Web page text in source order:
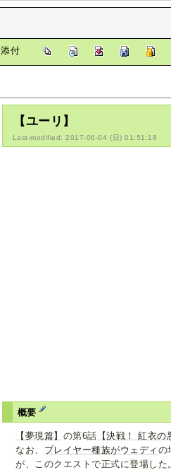
添付
【ユーリ】
Last-modified: 2017-06-04 (日) 01:51:18
概要
【夢現篇】 の第6話 【決戦！ 紅衣の
なお、 プレイヤー種族がウェディ の
が、このクエストで正式に登場した